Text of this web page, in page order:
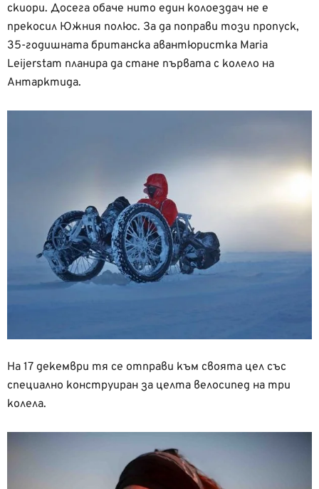
скиори. Досега обаче нито един колоездач не е
прекосил Южния полюс. За да поправи този пропуск,
35-годишната британска авантюристка Maria
Leijerstam планира да стане първата с колело на
Антарктида.
На 17 декември тя се отправи към своята цел със
специално конструиран за целта велосипед на три
колела.